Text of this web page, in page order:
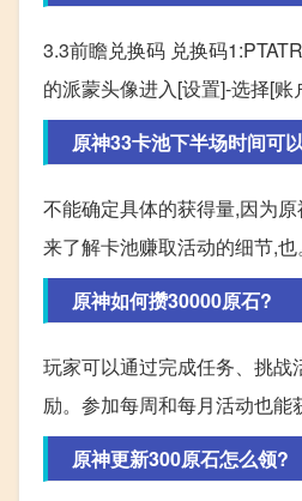
3.3前瞻兑换码 兑换码
的派蒙头像进入[设置]-选择[账
原神33卡池下半场时间可
不能确定具体的获得量,因为
来了解卡池赚取活动的细节,也。
原神如何攒30000原石?
玩家可以通过完成任务、挑
励。参加每周和每月活动也能
原神更新300原石怎么领?